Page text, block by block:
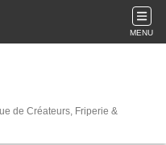
MENU